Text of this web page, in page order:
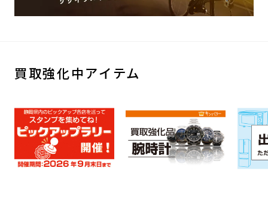
買取強化中アイテム